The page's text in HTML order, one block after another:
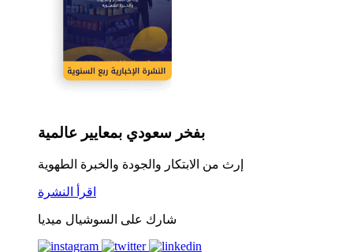
بفخر سعودي بمعايير عالمية
إرث من الابتكار والجودة والخبرة الطهوية
اقرأ النشرة
شارك على السوشيال ميديا